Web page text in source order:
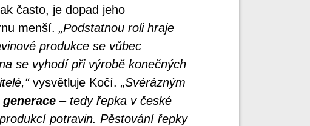
často, je dopad jeho
menší. „Podstatnou roli hraje
produkce se vůbec
se vyhodí při výrobě konečných
vysvětluje Kočí. „Svérázným
– tedy řepka v české
potravin. Pěstování řepky